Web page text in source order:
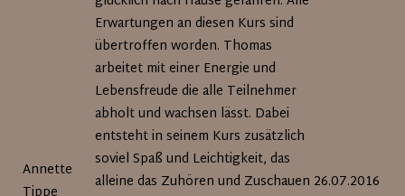
Annette
Erwartungen an diesen Kurs sind
übertroffen worden. Thomas
arbeitet mit einer Energie und
Lebensfreude die alle Teilnehmer
abholt und wachsen lässt. Dabei
entsteht in seinem Kurs zusätzlich
soviel Spaß und Leichtigkeit, das
alleine das Zuhören und Zuschauen 26.07.2016